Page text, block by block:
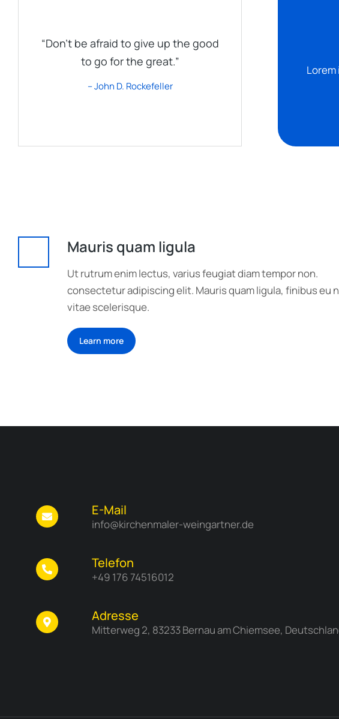
“Don’t be afraid to give up the good
to go for the great.”
– John D. Rockefeller
Mauris quam ligula
Ut rutrum enim lectus, varius feugiat diam tempor non.
consectetur adipiscing elit. Mauris quam ligula, finibus eu
vitae scelerisque.
Learn more
E-Mail
info@kirchenmaler-weingartner.de
Telefon
+49 176 74516012
Adresse
Mitterweg 2, 83233 Bernau am Chiemsee,